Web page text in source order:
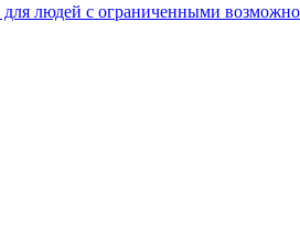
для людей с ограниченными